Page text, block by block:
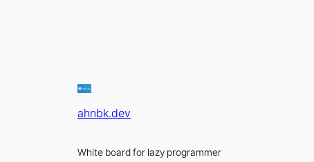
ahnbk.dev
White board for lazy programmer